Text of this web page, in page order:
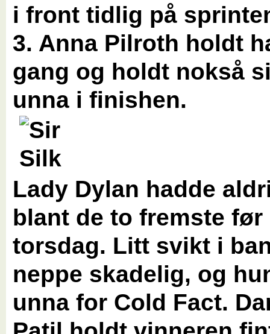
i front tidlig på
3. Anna Pilroth holdt
gang og holdt nokså
unna i finishen.
Lady Dylan hadde
blant de to fremste før
torsdag. Litt svikt i
neppe skadelig, og
unna for Cold Fact.